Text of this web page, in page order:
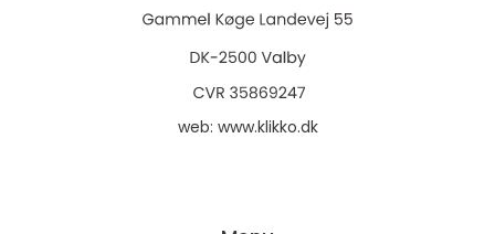
web: www.klikko.dk